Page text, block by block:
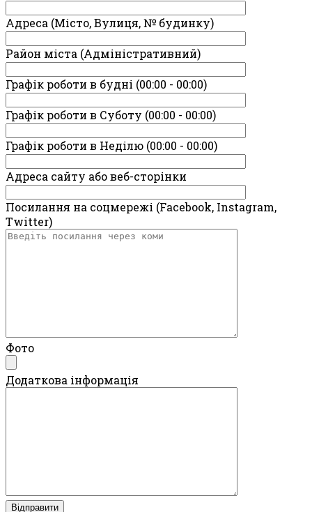
Адреса (Місто, Вулиця, № будинку)
Район міста (Адміністративний)
Графік роботи в будні (00:00 - 00:00)
Графік роботи в Суботу (00:00 - 00:00)
Графік роботи в Неділю (00:00 - 00:00)
Адреса сайту або веб-сторінки
Посилання на соцмережі (Facebook, Instagram,
Twitter)
Фото
Додаткова інформація